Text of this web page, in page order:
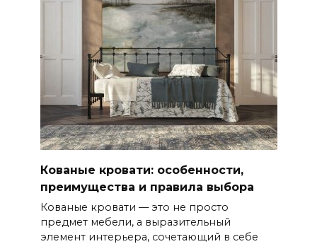
Кованые кровати: особенности,
преимущества и правила выбора
Кованые кровати — это не просто
предмет мебели, а выразительный
элемент интерьера, сочетающий в себе